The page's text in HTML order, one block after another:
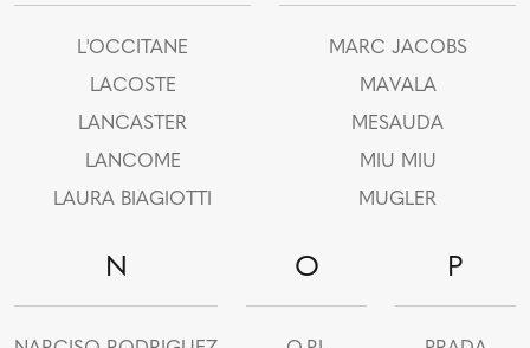
L'OCCITANE
LACOSTE
LANCASTER
LANCOME
LAURA BIAGIOTTI
MARC JACOBS
MAVALA
MESAUDA
MIU MIU
MUGLER
N O P